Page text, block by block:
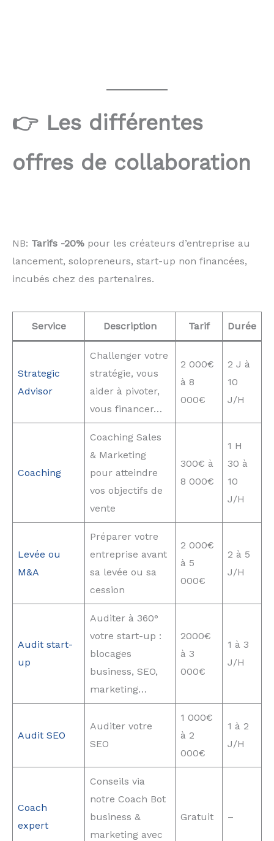
👉 Les différentes
offres de collaboration
NB: Tarifs -20% pour les créateurs d’entreprise au
lancement, solopreneurs, start-up non financées,
incubés chez des partenaires.
Service Description Tarif Durée
Strategic
Advisor
Challenger votre
stratégie, vous
aider à pivoter,
vous financer…
2 000€
à 8
000€
2 J à
10
J/H
Coaching
Coaching Sales
& Marketing
pour atteindre
vos objectifs de
vente
300€ à
8 000€
1 H
30 à
10
J/H
Levée ou
M&A
Préparer votre
entreprise avant
sa levée ou sa
cession
2 000€
à 5
000€
2 à 5
J/H
Audit start-
up
Auditer à 360°
votre start-up :
blocages
business, SEO,
marketing…
2000€
à 3
000€
1 à 3
J/H
Audit SEO
Auditer votre
SEO
1 000€
à 2
000€
1 à 2
J/H
Coach
expert
Conseils via
notre Coach Bot
business &
marketing avec
Gratuit –